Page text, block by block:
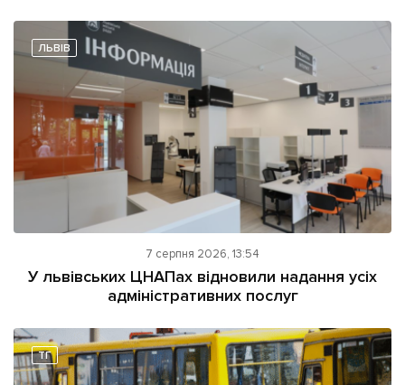
ЛЬВІВ
7 серпня 2026, 13:54
У львівських ЦНАПах відновили надання усіх
адміністративних послуг
ТГ